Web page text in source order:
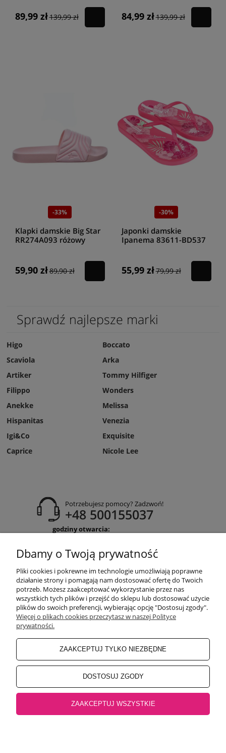
89,99 zł139,99 zł 84,99 zł139,99 zł
-33%
Klapki damskie Big Star
RR274A093 różowy
59,90 zł89,90 zł
-30%
Japonki damskie
Ipanema 83611-BD537
55,99 zł79,99 zł
Sprawdź najlepsze marki
Higo
Scaviola
Artiker
Filippo
Boccato
Arka
Tommy Hilfiger
Wonders
Anekke
Hispanitas
Igi&Co
Caprice
Melissa
Venezia
Exquisite
Nicole Lee
Potrzebujesz pomocy? Zadzwoń!
+48 500155037
godziny otwarcia:
obuwiehigo@gmail.com
WARUNKI ZAKUPÓW
MOJE KONTO
INFORMACJE O SKLEPIE
BEZPIECZNE PŁATNOŚCI
32-500 Chrzanów, Rynek 18 |Salon Jaworzno
Jaworzno, Rynek 4 |Salon Oświęcim32-600 Oświęcim, ul. Mickiewicza 10
Dbamy o Twoją prywatność
Pliki cookies i pokrewne im technologie umożliwiają poprawne
działanie strony i pomagają nam dostosować ofertę do Twoich
potrzeb. Możesz zaakceptować wykorzystanie przez nas
wszystkich tych plików i przejść do sklepu lub dostosować użycie
plików do swoich preferencji, wybierając opcję "Dostosuj zgody".
Więcej o plikach cookies przeczytasz w naszej Polityce
prywatności.
ZAAKCEPTUJ TYLKO NIEZBĘDNE
DOSTOSUJ ZGODY
ZAAKCEPTUJ WSZYSTKIE